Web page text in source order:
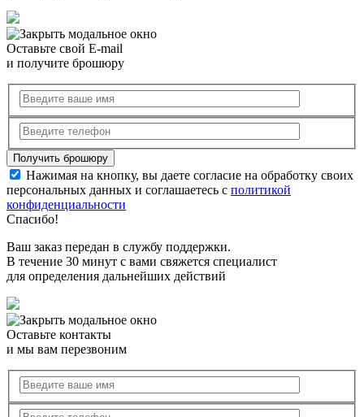
Оставьте свой E-mail
и получите брошюру
Нажимая на кнопку, вы даете согласие на обработку своих
персональных данных и соглашаетесь с политикой
конфиденциальности
Спасибо!
Ваш заказ передан в службу поддержки.
В течение 30 минут с вами свяжется специалист
для определения дальнейших действий
Оставьте контакты
и мы вам перезвоним